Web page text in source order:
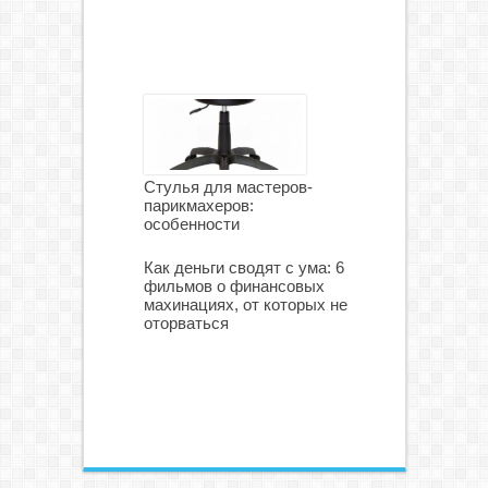
Стулья для мастеров-
парикмахеров:
особенности
Как деньги сводят с ума: 6
фильмов о финансовых
махинациях, от которых не
оторваться